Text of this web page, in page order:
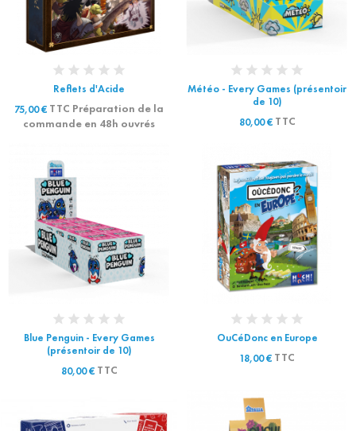
Reflets d'Acide
75,00 € TTC Préparation de la
commande en 48h ouvrés
Météo - Every Games (présentoir
de 10)
80,00 €TTC
Blue Penguin - Every Games
(présentoir de 10)
80,00 €TTC
OuCéDonc en Europe
18,00 € TTC